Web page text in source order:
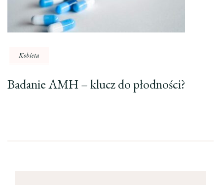
Kobieta
Badanie AMH – klucz do płodności?